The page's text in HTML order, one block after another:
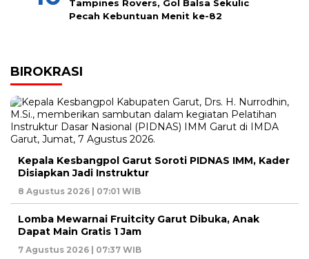
Tampines Rovers, Gol Balsa Sekulic
Pecah Kebuntuan Menit ke-82
BIROKRASI
Kepala Kesbangpol Garut Soroti PIDNAS IMM, Kader
Disiapkan Jadi Instruktur
8 Agustus 2026 | 07:01 WIB
Lomba Mewarnai Fruitcity Garut Dibuka, Anak
Dapat Main Gratis 1 Jam
7 Agustus 2026 | 07:37 WIB